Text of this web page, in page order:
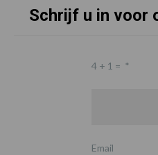
Schrijf u in voor
4 + 1 = *
Email